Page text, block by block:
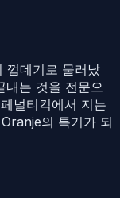
껍데기로 물러났
내는 것을 전문으
널티킥에서 지는
의 특기가 되